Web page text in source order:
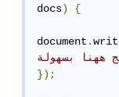
docs) {
document.
});